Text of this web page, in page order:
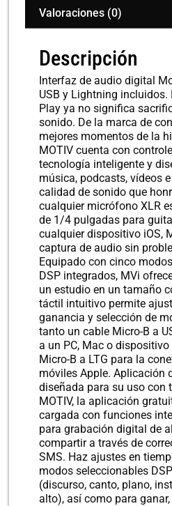
Valoraciones (0)
Descripción
Interfaz de audio digital
USB y Lightning
Play ya no significa
sonido. De la marca de
mejores momentos de la
MOTIV cuenta con
tecnología inteligente y
música, podcasts, vídeos
calidad de sonido que
cualquier micrófono XLR
de 1/4 pulgadas para
cualquier dispositivo iOS,
captura de audio sin
Equipado con cinco
DSP integrados, MVi
un estudio en un tamaño
táctil intuitivo permite
ganancia y selección de
tanto un cable Micro-B a
a un PC, Mac o
Micro-B a LTG para la
móviles Apple. Aplicación
diseñada para su uso con
MOTIV, la aplicación
cargada con funciones
para grabación digital de
compartir a través de
SMS. Haz ajustes en
modos seleccionables
(discurso, canto, plano,
alto), así como para